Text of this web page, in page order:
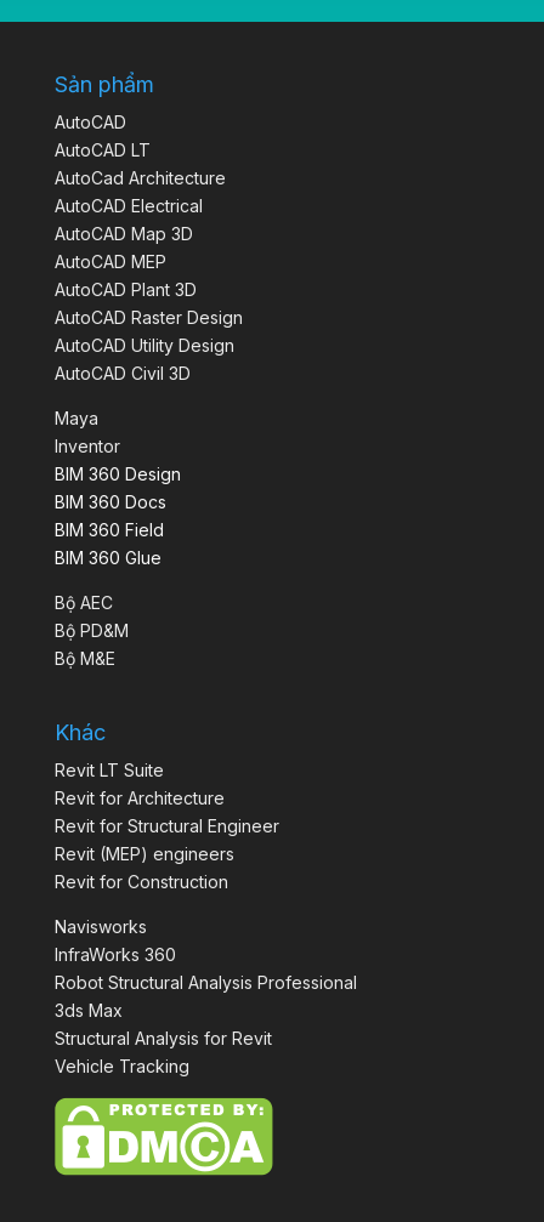
Sản phẩm
AutoCAD
AutoCAD LT
AutoCad Architecture
AutoCAD Electrical
AutoCAD Map 3D
AutoCAD MEP
AutoCAD Plant 3D
AutoCAD Raster Design
AutoCAD Utility Design
AutoCAD Civil 3D
Maya
Inventor
BIM 360 Design
BIM 360 Docs
BIM 360 Field
BIM 360 Glue
Bộ AEC
Bộ PD&M
Bộ M&E
Khác
Revit LT Suite
Revit for Architecture
Revit for Structural Engineer
Revit (MEP) engineers
Revit for Construction
Navisworks
InfraWorks 360
Robot Structural Analysis Professional
3ds Max
Structural Analysis for Revit
Vehicle Tracking